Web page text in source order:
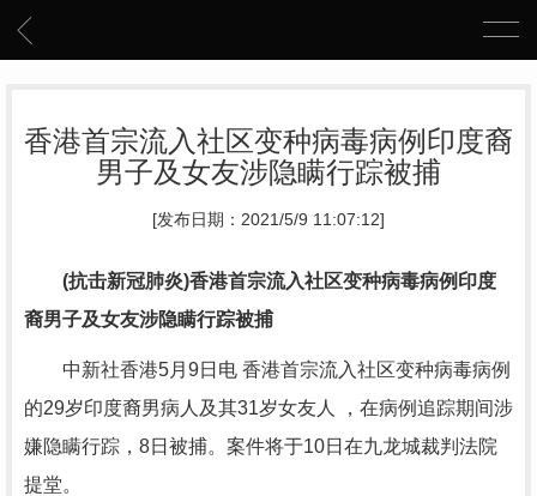
香港首宗流入社区变种病毒病例印度裔
男子及女友涉隐瞒行踪被捕
[发布日期：2021/5/9 11:07:12]
(抗击新冠肺炎)香港首宗流入社区变种病毒病例印度
裔男子及女友涉隐瞒行踪被捕
中新社香港5月9日电 香港首宗流入社区变种病毒病例
的29岁印度裔男病人及其31岁女友人 ，在病例追踪期间涉
嫌隐瞒行踪，8日被捕。案件将于10日在九龙城裁判法院
提堂。